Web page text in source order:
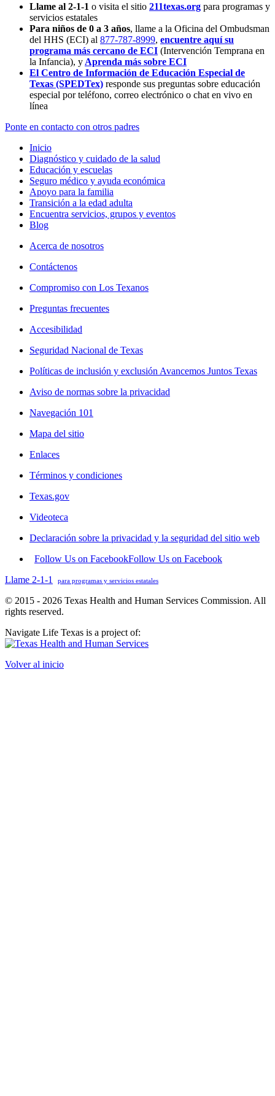
Llame al 2-1-1 o visita el sitio 211texas.org para programas y
servicios estatales
Para niños de 0 a 3 años, llame a la Oficina del Ombudsman
del HHS (ECI) al 877-787-8999, encuentre aquí su
programa más cercano de ECI (Intervención Temprana en
la Infancia), y Aprenda más sobre ECI
El Centro de Información de Educación Especial de
Texas (SPEDTex) responde sus preguntas sobre educación
especial por teléfono, correo electrónico o chat en vivo en
línea
Ponte en contacto con otros padres
Inicio
Diagnóstico y cuidado de la salud
Educación y escuelas
Seguro médico y ayuda económica
Apoyo para la familia
Transición a la edad adulta
Encuentra servicios, grupos y eventos
Blog
Acerca de nosotros
Contáctenos
Compromiso con Los Texanos
Preguntas frecuentes
Accesibilidad
Seguridad Nacional de Texas
Políticas de inclusión y exclusión Avancemos Juntos Texas
Aviso de normas sobre la privacidad
Navegación 101
Mapa del sitio
Enlaces
Términos y condiciones
Texas.gov
Videoteca
Declaración sobre la privacidad y la seguridad del sitio web
Follow Us on FacebookFollow Us on Facebook
Llame 2-1-1
para programas y servicios estatales
© 2015 - 2026 Texas Health and Human Services Commission. All
rights reserved.
Navigate Life Texas is a project of:
Volver al inicio